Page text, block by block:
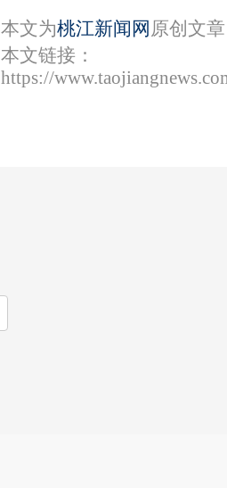
本文为桃江新闻网 原创文
本文链接：
https://